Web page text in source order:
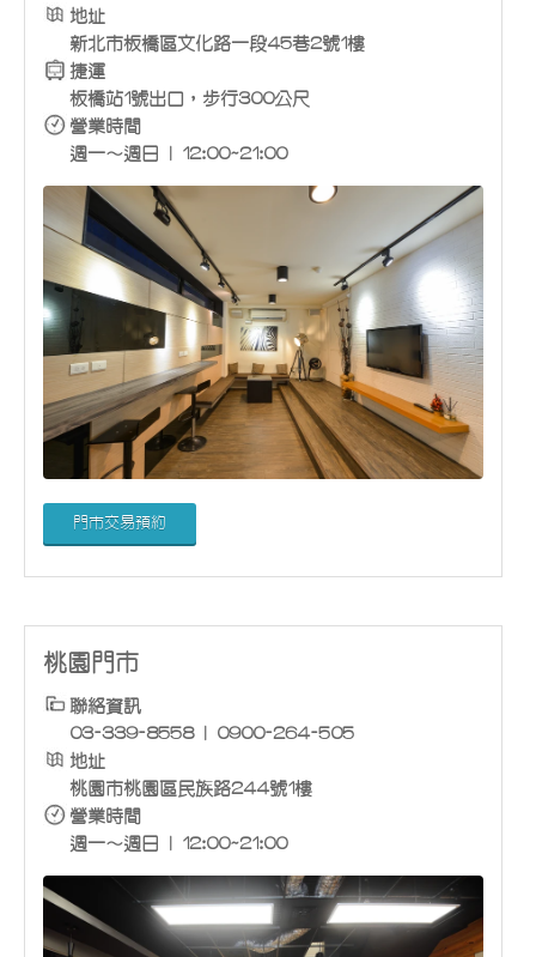
地址
新北市板橋區文化路一段45巷2號1樓
捷運
板橋站1號出口，步行300公尺
營業時間
週一～週日 | 12:00~21:00
門市交易預約
桃園門市
聯絡資訊
03-339-8558 | 0900-264-505
地址
桃園市桃園區民族路244號1樓
營業時間
週一～週日 | 12:00~21:00